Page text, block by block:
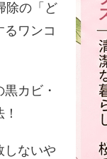
除の「ど
るワンコ
カビ・
しないや